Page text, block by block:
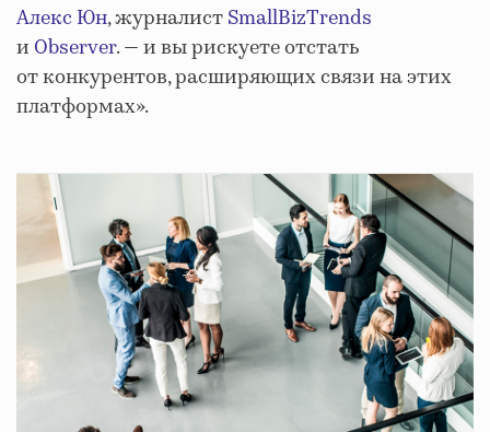
Алекс Юн, журналистSmallBizTrends
и Observer. — и вы рискуете отстать
от конкурентов, расширяющих связи на этих
платформах».